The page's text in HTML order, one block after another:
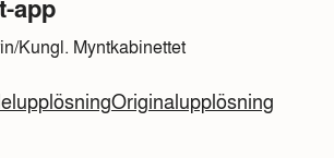
app
Kungl. Myntkabinettet
Originalupplösning